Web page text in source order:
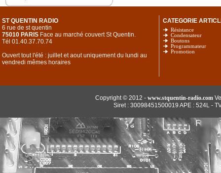
ST QUENTIN RADIO
6 rue de st quentin
75010 PARIS Face au marché couvert St Quentin.
Tél 01.40.37.70.74
Ouvert tout l'été : juillet et aout uniquement du lundi au
vendredi mêmes horaires
CATEGORIE
Résistance
Condensateur
Boutons
Programmateur
Promotion
Copyright © 2012 - www.stquentin-radio.com
Siret : 30098451500019 APE : 524L -